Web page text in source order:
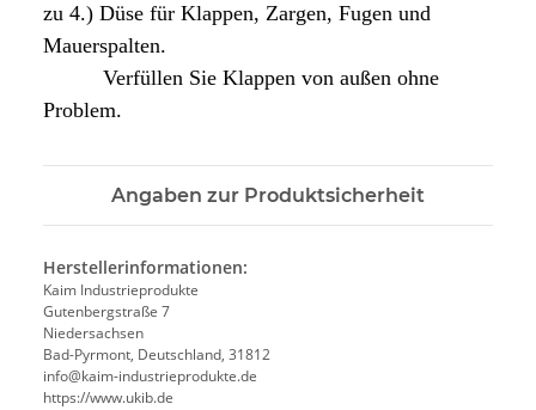
zu 4.) Düse für Klappen, Zargen, Fugen und
Mauerspalten.
Verfüllen Sie Klappen von außen ohne
Problem.
Angaben zur Produktsicherheit
Herstellerinformationen:
Kaim Industrieprodukte
Gutenbergstraße 7
Niedersachsen
Bad-Pyrmont, Deutschland, 31812
info@kaim-industrieprodukte.de
https://www.ukib.de